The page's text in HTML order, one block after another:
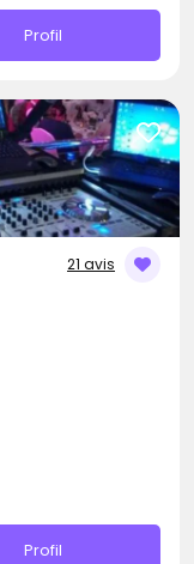
Profil
21 avis
Profil